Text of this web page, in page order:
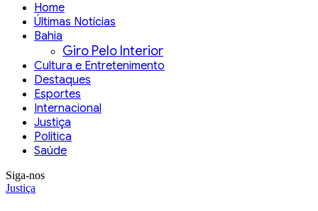
Home
Últimas Notícias
Bahia
Giro Pelo Interior
Cultura e Entretenimento
Destaques
Esportes
Internacional
Justiça
Política
Saúde
Siga-nos
Justiça